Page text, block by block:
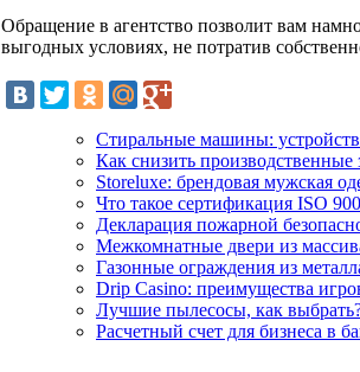
Обращение в агентство позволит вам
выгодных условиях, не потратив
Стиральные машины:
Как снизить производственные
Storeluxe: брендовая мужская
Что такое сертификация ISO
Декларация пожарной
Межкомнатные двери из
Газонные ограждения из
Drip Сasino: преимущества
Лучшие пылесосы, как
Расчетный счет для бизнеса в